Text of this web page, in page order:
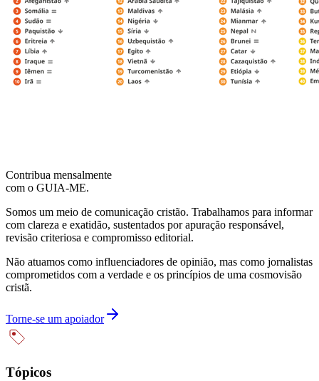
Contribua mensalmente
com o GUIA-ME.
Somos um meio de comunicação cristão. Trabalhamos para informar
com clareza e exatidão, sustentados por apuração responsável,
revisão criteriosa e compromisso editorial.
Não atuamos como influenciadores de opinião, mas como jornalistas
comprometidos com a verdade e os princípios de uma cosmovisão
cristã.
Torne-se um apoiador
Tópicos